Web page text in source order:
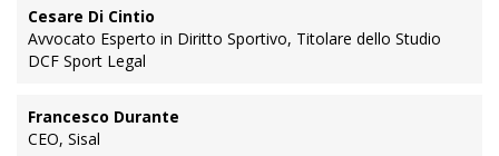
Cesare Di Cintio
Avvocato Esperto in Diritto Sportivo, Titolare dello Studio
DCF Sport Legal
Francesco Durante
CEO, Sisal